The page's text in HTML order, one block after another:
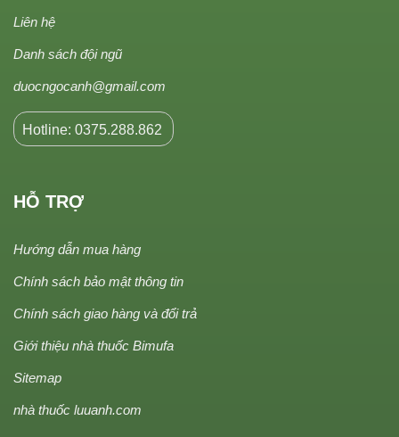
Liên hệ
Danh sách đội ngũ
duocngocanh@gmail.com
Hotline: 0375.288.862
HỖ TRỢ
Hướng dẫn mua hàng
Chính sách bảo mật thông tin
Chính sách giao hàng và đổi trả
Giới thiệu nhà thuốc Bimufa
Sitemap
nhà thuốc luuanh.com